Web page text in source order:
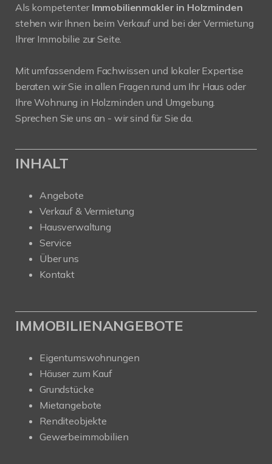
Als kompetenter Immobilienmakler in Holzminden
stehen wir Ihnen beim Verkauf und bei der Vermietung
Ihrer Immobilie zur Seite.
Mit umfassendem Fachwissen und lokaler Expertise
beraten wir Sie in allen Fragen rund um Ihr Haus oder
Ihre Wohnung in Holzminden und Umgebung.
Sprechen Sie uns an - wir sind für Sie da.
INHALT
Angebote
Verkauf & Vermietung
Hausverwaltung
Service
Über uns
Kontakt
IMMOBILIENANGEBOTE
Eigentumswohnungen
Häuser zum Kauf
Grundstücke
Mietangebote
Renditeobjekte
Gewerbeimmobilien